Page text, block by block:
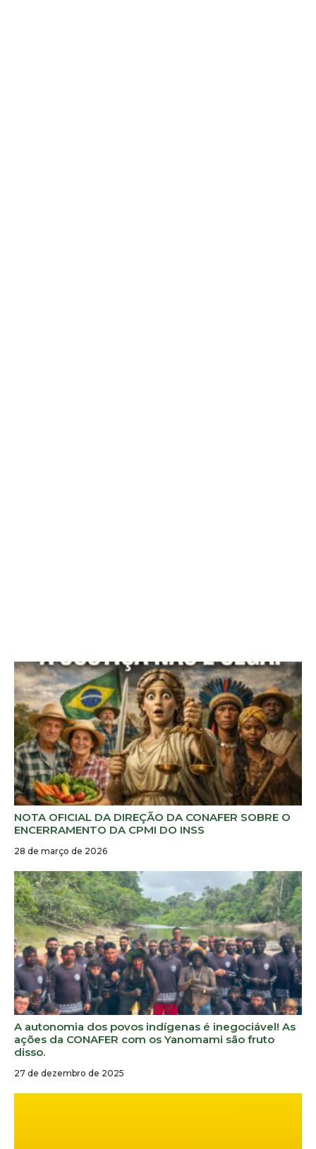
NOTA OFICIAL DA DIREÇÃO DA CONAFER SOBRE O
ENCERRAMENTO DA CPMI DO INSS
28 de março de 2026
A autonomia dos povos indígenas é inegociável! As
ações da CONAFER com os Yanomami são fruto
disso.
27 de dezembro de 2025